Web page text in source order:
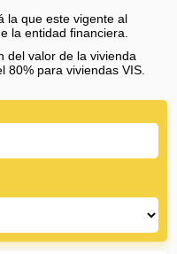
la que este vigente al
la entidad financiera.
del valor de la vivienda
80% para viviendas VIS.